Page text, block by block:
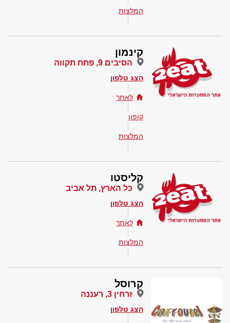
המלצות
קינמון
הסיבים 9, פתח תקווה
הצג טלפון
לאתר
קופון
המלצות
קליסטו
כל הארץ, תל אביב
הצג טלפון
לאתר
המלצות
קרוסל
זרחין 3, רעננה
הצג טלפון